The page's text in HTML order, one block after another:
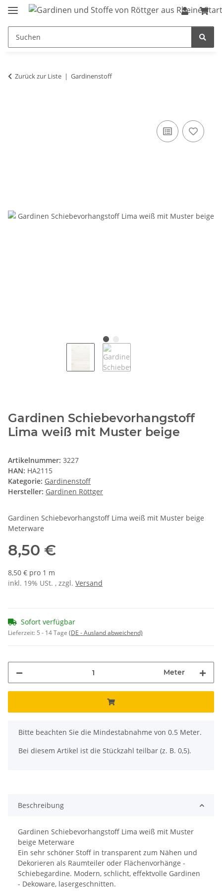
Zurück zur Liste Gardinenstoff
Gardinen Schiebevorhangstoff
Lima weiß mit Muster beige
Artikelnummer: 3227
HAN: HA2115
Kategorie: Gardinenstoff
Hersteller: Gardinen Röttger
Gardinen Schiebevorhangstoff Lima weiß mit Muster beige
Meterware
8,50 €
8,50 € pro 1 m
inkl. 19% USt. , zzgl. Versand
Sofort verfügbar
Lieferzeit: 5 - 14 Tage (DE - Ausland abweichend)
Meter
x
Bitte beachten Sie die Mindestabnahme von 0.5 Meter.
Bei diesem Artikel ist die Stückzahl teilbar (z. B. 0,5).
Beschreibung
Gardinen Schiebevorhangstoff Lima weiß mit Muster
beige Meterware
Ein sehr schöner Stoff in transparent zum Nähen und
Dekorieren als Raumteiler oder Flächenvorhänge -
Schiebegardine. Modern, schlicht, effektvolle Gardinen
- Dekoware, lasergeschnitten.